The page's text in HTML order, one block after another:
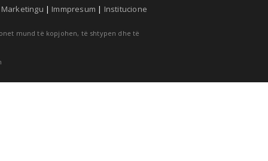
Marketingu | Immpresum | Institucione
mund të kopjohen, të shtypen dhe të